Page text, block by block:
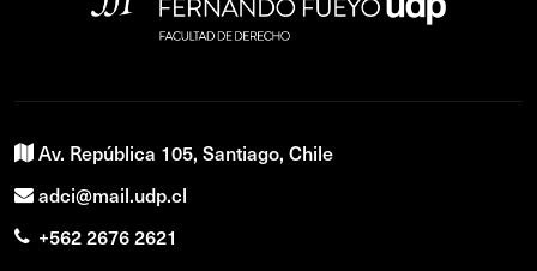
Av. República 105, Santiago, Chile
adci@mail.udp.cl
+562 2676 2621